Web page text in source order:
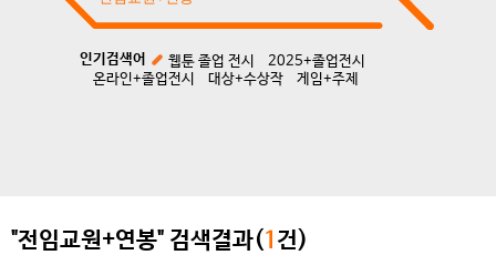
인기검색어 웹툰 졸업 전시
2025+졸업전시
온라인+졸업전시
대상+수상작 게임+주제
"전임교원+연봉" 검색결과(1 건)